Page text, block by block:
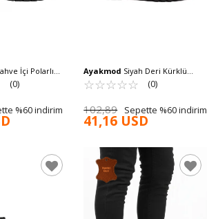
İçi Polarlı
Erkek Bot
(0)
%60 indirim
Ayakmod Siyah Deri Kürklü
Soğuğa Dirençli Kaymaz Erkek
Bot 2K1426-HK-700 M
☆☆☆☆☆
★★★★★ (0)
102,89 Sepette %60 indirim
41,16 USD